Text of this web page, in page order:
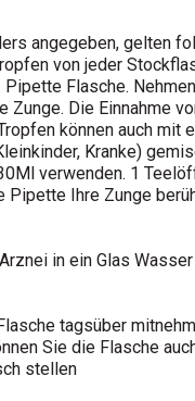
angegeben, gelten
von jeder
Pipette Flasche.
Zunge. Die Einnahme
können auch mit
Kranke)
verwenden. 1
Pipette Ihre Zunge
in ein Glas
tagsüber
Sie die Flasche
stellen